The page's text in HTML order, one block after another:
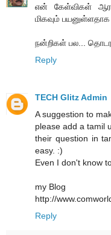
என் கேள்விகள்
மிகவும் பயனுள்ளதாக
நன்றிகள் பல... தொடர
Reply
TECH Glitz Admin
A suggestion to
please add a tamil
their question in
easy. :)
Even I don't know
my Blog
http://
Reply